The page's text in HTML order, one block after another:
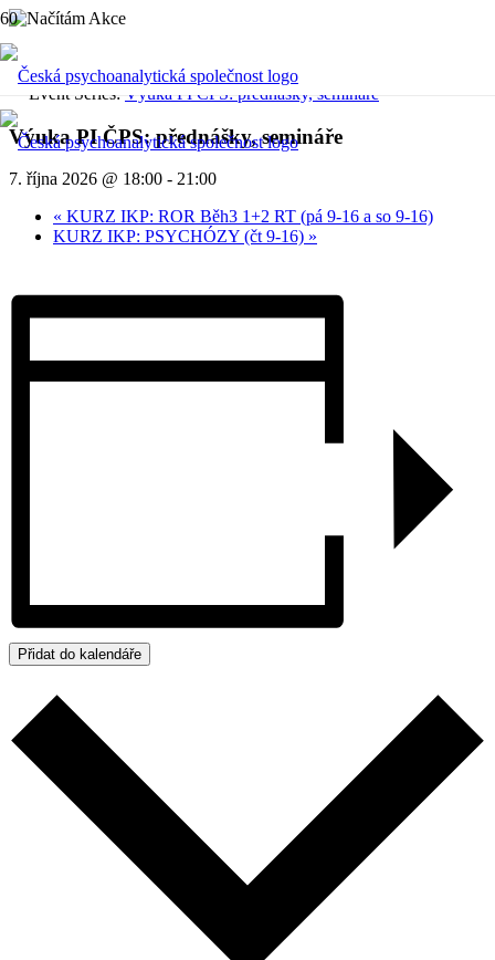
« Všechny Akce
Event Series: Výuka PI ČPS: přednášky, semináře
Výuka PI ČPS: přednášky, semináře
7. října 2026 @ 18:00 - 21:00
« KURZ IKP: ROR Běh3 1+2 RT (pá 9-16 a so 9-16)
KURZ IKP: PSYCHÓZY (čt 9-16) »
Přidat do kalendáře